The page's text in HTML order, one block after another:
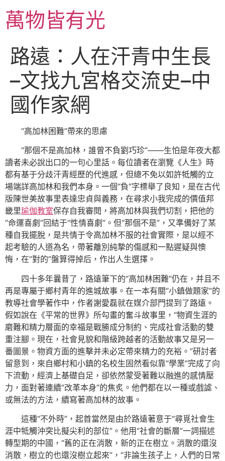
主萬物皆有光
路遠：人在汗青中生長
–文找九宮格交流史–中
國作家網
“高加林困難”帶來的思慮
“那個不是高加林，誰曾不負劉巧珍”——生怕是年夜大都
讀者未必說出口的一句心里話。每位讀者在瀏覽《人生》時
都有基于分歧汗青經歷的代進感，但總不免以如許牴觸的立
場端詳高加林和我們本身。一個“負”字標舉了良知，是在古代
版陳世美故事里表達忠貞與義務，在尋求小我完成的價值邦
畿里瑜伽教室保存自我審閱，將高加林與我們切割，把他的
“命運喜劇”回結于“性情喜劇”。但“那個不是”，又準備好了某
種自我擺脫，是共情于令高加林不服的社會實際，是以經不
起考驗的人道為名，帶著離別純摯的傷感和一點遲疑與懊
悔，在“對的”盤算得掉后，作出人生選擇。
四十多年曩昔了，路遠筆下的“高加林困難”仍在，并且不
再是專屬于鄉村青年的進城故事。在一本有關“小鎮做題家”的
教導社會學著作中，作者謝愛磊就在媒介部門提到了路遠。
假如說在《平常的世界》所勾畫的奮斗故事里，“物資生涯的
磨難和精力層面的幸福是戰勝成分制約、完成社會活動的雙
重注腳。現在，社會見貌和階級跨越者的活動故事又是另一
番圖景。物資方面的進擊并未必定帶來精力的充裕。”研討者
留意到，來自鄉村和小鎮的名校生固然看似靠“學業”完成了向
下流動，經濟上基礎自足，卻依然蒙受著難以融進的感情壓
力，面對著連續“改革本身”的焦炙。他們都在以一種或戲謔、
或無法的方法，續寫著高加林的故事。
這種“不外時”，起首當然是由於路遠著意于“尋覓社會生
涯中牴觸沖突比擬尖利的部位”。他用“社會的斷層”一詞描述
轉型期的中國，“舊的正在消散，新的正在樹立。消散的還沒
消散，樹立的也還沒樹立起來”，“非論生孩子上，人們的日常